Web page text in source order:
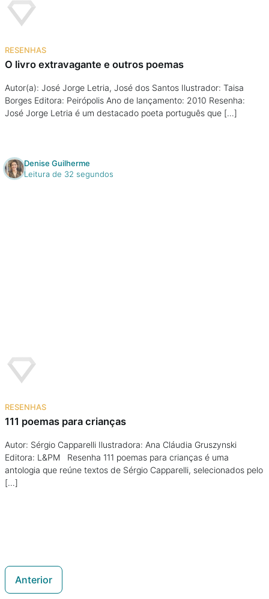
RESENHAS
O livro extravagante e outros poemas
Autor(a): José Jorge Letria, José dos Santos Ilustrador: Taisa
Borges Editora: Peirópolis Ano de lançamento: 2010 Resenha:
José Jorge Letria é um destacado poeta português que […]
Denise Guilherme
Leitura de 32 segundos
RESENHAS
111 poemas para crianças
Autor: Sérgio Capparelli Ilustradora: Ana Cláudia Gruszynski
Editora: L&PM Resenha 111 poemas para crianças é uma
antologia que reúne textos de Sérgio Capparelli, selecionados pelo
[…]
Anterior